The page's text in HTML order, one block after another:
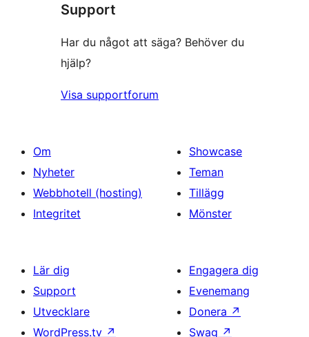
recensioner
Support
Har du något att säga? Behöver du
hjälp?
Visa supportforum
Om
Nyheter
Webbhotell (hosting)
Integritet
Showcase
Teman
Tillägg
Mönster
Lär dig
Support
Utvecklare
WordPress.tv ↗
Engagera dig
Evenemang
Donera ↗
Swag ↗